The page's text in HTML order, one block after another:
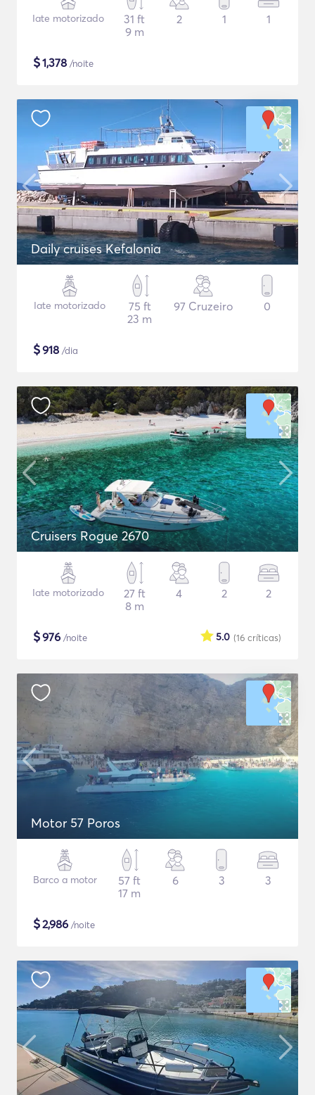
Iate motorizado
31 ft
9 m
2 1 1
$1,378 /noite
Daily cruises Kefalonia
Iate motorizado
75 ft
23 m
97 Cruzeiro 0
$918 /dia
Cruisers Rogue 2670
Iate motorizado
27 ft
8 m
4 2 2
$976 /noite (16 críticas)
5.0
Motor 57 Poros
Barco a motor
57 ft
17 m
6 3 3
$2,986 /noite